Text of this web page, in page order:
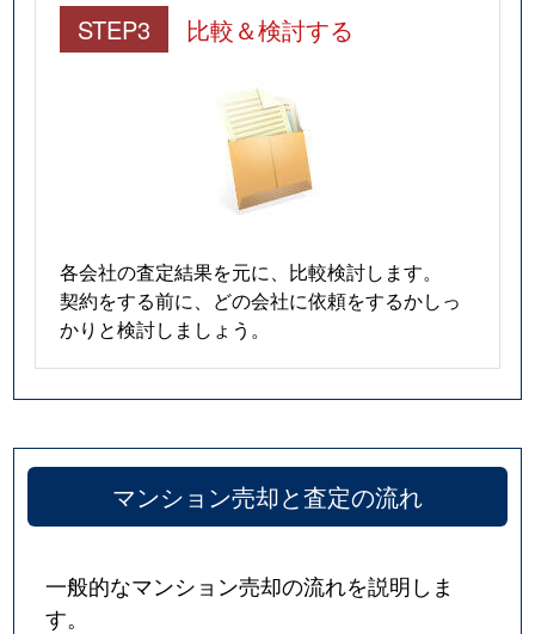
STEP3 比較＆検討する
各会社の査定結果を元に、比較検討します。
契約をする前に、どの会社に依頼をするかしっ
かりと検討しましょう。
マンション売却と査定の流れ
一般的なマンション売却の流れを説明しま
す。